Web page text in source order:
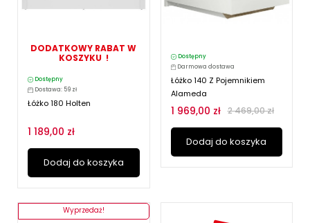
DODATKOWY RABAT W
KOSZYKU !
Dostępny
Dostawa: 59 zł
Łóżko 180 Holten
1 189,00 zł
Dodaj do koszyka
Dostępny
Darmowa dostawa
Łóżko 140 Z Pojemnikiem
Alameda
1 969,00 zł 2 469,00 zł
Dodaj do koszyka
Wyprzedaż!